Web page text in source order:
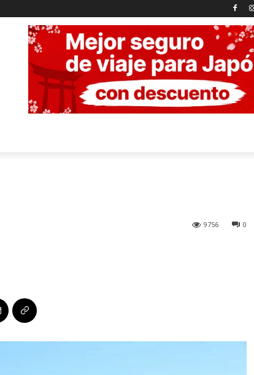
0
9756